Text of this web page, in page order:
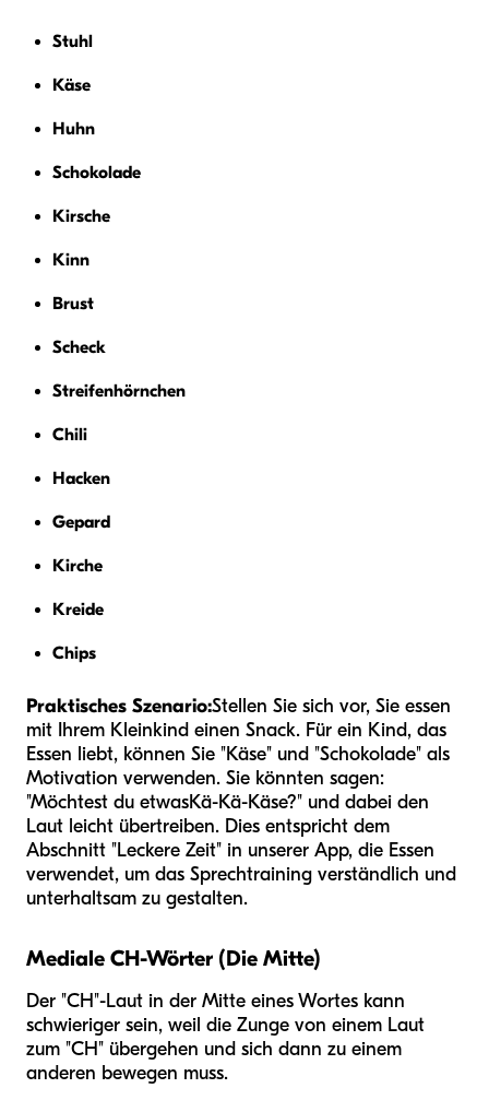
Stuhl
Käse
Huhn
Schokolade
Kirsche
Kinn
Brust
Scheck
Streifenhörnchen
Chili
Hacken
Gepard
Kirche
Kreide
Chips
Praktisches Szenario:Stellen Sie sich vor, Sie essen
mit Ihrem Kleinkind einen Snack. Für ein Kind, das
Essen liebt, können Sie "Käse" und "Schokolade" als
Motivation verwenden. Sie könnten sagen:
"Möchtest du etwasKä-Kä-Käse?" und dabei den
Laut leicht übertreiben. Dies entspricht dem
Abschnitt "Leckere Zeit" in unserer App, die Essen
verwendet, um das Sprechtraining verständlich und
unterhaltsam zu gestalten.
Mediale CH-Wörter (Die Mitte)
Der "CH"-Laut in der Mitte eines Wortes kann
schwieriger sein, weil die Zunge von einem Laut
zum "CH" übergehen und sich dann zu einem
anderen bewegen muss.